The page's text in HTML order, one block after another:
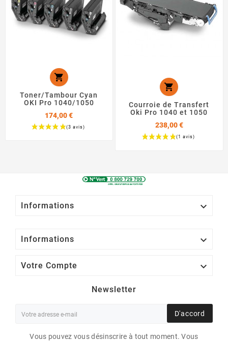

Toner/Tambour Cyan
OKI Pro 1040/1050
174,00 €
Prix

Courroie de Transfert
Oki Pro 1040 et 1050
238,00 €
Prix
Informations 
Informations 
Votre Compte 
Newsletter
D'accord
Vous pouvez vous désinscrire à tout moment. Vous